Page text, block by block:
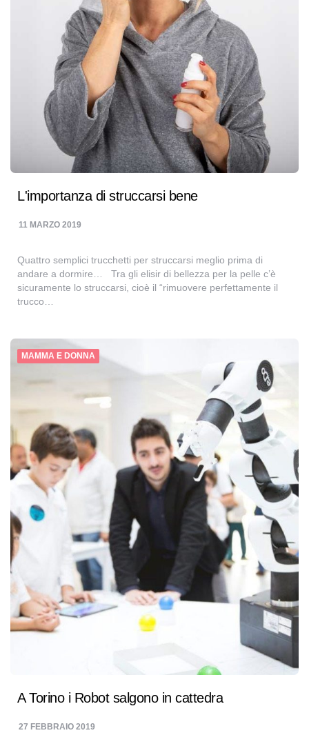
L'importanza di struccarsi bene
11 MARZO 2019
Quattro semplici trucchetti per struccarsi meglio prima di
andare a dormire… Tra gli elisir di bellezza per la pelle c’è
sicuramente lo struccarsi, cioè il “rimuovere perfettamente il
trucco…
MAMMA E DONNA
A Torino i Robot salgono in cattedra
27 FEBBRAIO 2019